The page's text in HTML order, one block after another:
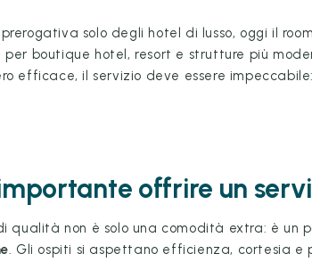
solo degli hotel di lusso, oggi il
boutique hotel, resort e strutture più
efficace, il servizio deve essere
offrire un
qualità non è solo una comodità extra: è un
. Gli ospiti si aspettano efficienza, cortesia e